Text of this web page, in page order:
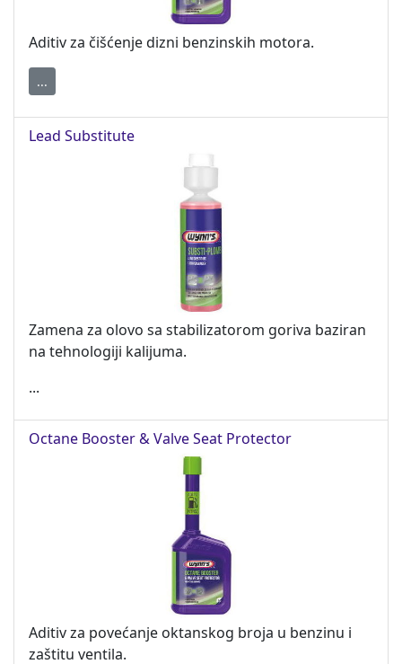
Aditiv za čišćenje dizni benzinskih motora.
...
Lead Substitute
Zamena za olovo sa stabilizatorom goriva baziran
na tehnologiji kalijuma.
...
Octane Booster & Valve Seat Protector
Aditiv za povećanje oktanskog broja u benzinu i
zaštitu ventila.